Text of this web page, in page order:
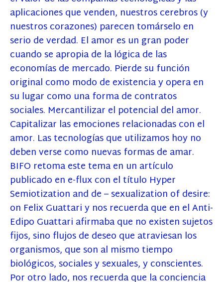
aplicaciones que venden, nuestros cerebros (y
nuestros corazones) parecen tomárselo en
serio de verdad. El amor es un gran poder
cuando se apropia de la lógica de las
economías de mercado. Pierde su función
original como modo de existencia y opera en
su lugar como una forma de contratos
sociales. Mercantilizar el potencial del amor.
Capitalizar las emociones relacionadas con el
amor. Las tecnologías que utilizamos hoy no
deben verse como nuevas formas de amar.
BIFO retoma este tema en un artículo
publicado en e-flux con el título Hyper
Semiotization and de – sexualization of desire:
on Felix Guattari y nos recuerda que en el Anti-
Edipo Guattari afirmaba que no existen sujetos
fijos, sino flujos de deseo que atraviesan los
organismos, que son al mismo tiempo
biológicos, sociales y sexuales, y conscientes.
Por otro lado, nos recuerda que la conciencia